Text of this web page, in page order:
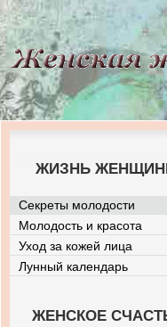
ЖИЗНЬ
Секреты молодости
Молодость и красота
Уход за кожей лица
Лунный календарь
ЖЕНСКОЕ